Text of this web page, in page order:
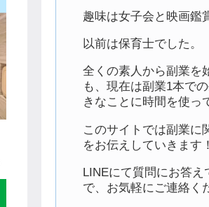
趣味は女子会と映画鑑
以前は保育士でした。
全くの素人から副業を
も、現在は副業1本で
きなことに時間を使っ
このサイトでは副業に
をお伝えしていきます！
LINEにて質問にお答え
で、お気軽にご連絡く